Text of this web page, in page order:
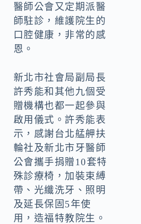
醫師公會又定期派醫
師駐診，維護院生的
口腔健康，非常的感
恩。
新北市社會局副局長
許秀能和其他九個受
贈機構也都一起參與
啟用儀式。許秀能表
示，感謝台北艋舺扶
輪社及新北市牙醫師
公會攜手捐贈10套特
殊診療椅，加裝束縛
帶、光纖洗牙、照明
及延長保固5年使
用，造福特教院生。